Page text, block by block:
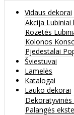
Vidaus dekorai
Akcija Lubiniai
Rozetės
Kolonos
Pjedestalai
Šviestuvai
Lamelės
Katalogai
Lauko dekorai
Palangės